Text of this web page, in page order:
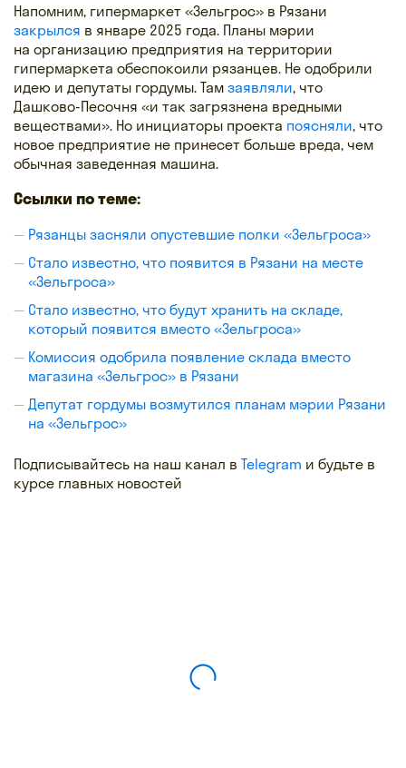
Напомним, гипермаркет «Зельгрос» в Рязани
закрылся в январе 2025 года. Планы мэрии
на организацию предприятия на территории
гипермаркета обеспокоили рязанцев. Не одобрили
идею и депутаты гордумы. Там заявляли, что
Дашково-Песочня «и так загрязнена вредными
веществами». Но инициаторы проекта поясняли, что
новое предприятие не принесет больше вреда, чем
обычная заведенная машина.
Ссылки по теме:
Рязанцы засняли опустевшие полки «Зельгроса»
Стало известно, что появится в Рязани на месте
«Зельгроса»
Стало известно, что будут хранить на складе,
который появится вместо «Зельгроса»
Комиссия одобрила появление склада вместо
магазина «Зельгрос» в Рязани
Депутат гордумы возмутился планам мэрии Рязани
на «Зельгрос»
Подписывайтесь на наш канал в Telegram и будьте в
курсе главных новостей